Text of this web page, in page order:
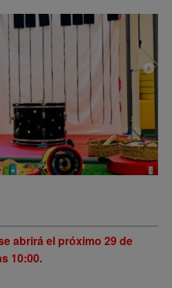
abrirá el próximo 29 de
10:00.